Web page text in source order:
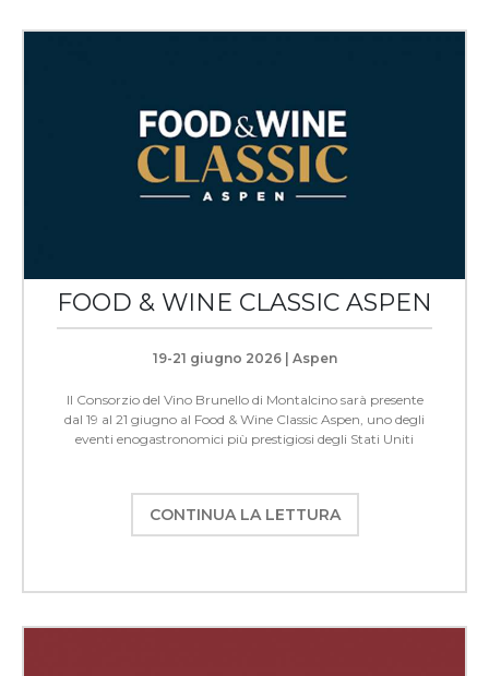
FOOD & WINE CLASSIC ASPEN
19-21 giugno 2026 | Aspen
Il Consorzio del Vino Brunello di Montalcino sarà presente
dal 19 al 21 giugno al Food & Wine Classic Aspen, uno degli
eventi enogastronomici più prestigiosi degli Stati Uniti
CONTINUA LA LETTURA